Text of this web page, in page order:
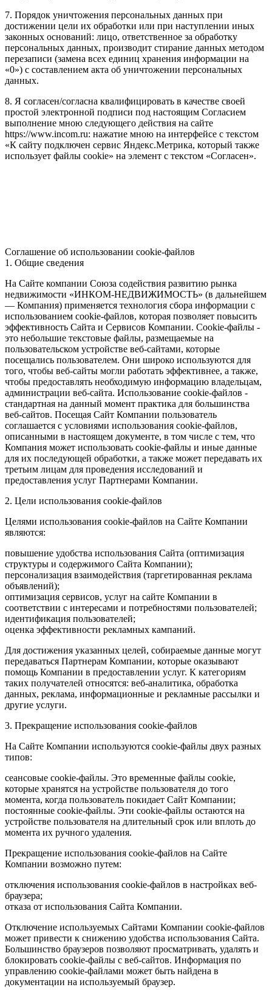
7. Порядок уничтожения персональных данных при
достижении цели их обработки или при наступлении иных
законных оснований: лицо, ответственное за обработку
персональных данных, производит стирание данных методом
перезаписи (замена всех единиц хранения информации на
«0») с составлением акта об уничтожении персональных
данных.
8. Я согласен/согласна квалифицировать в качестве своей
простой электронной подписи под настоящим Согласием
выполнение мною следующего действия на сайте
https://www.incom.ru: нажатие мною на интерфейсе с текстом
«К сайту подключен сервис Яндекс.Метрика, который также
использует файлы cookie» на элемент с текстом «Согласен».
Соглашение об использовании cookie-файлов
1. Общие сведения
На Сайте компании Союза содействия развитию рынка
недвижимости «ИНКОМ-НЕДВИЖИМОСТЬ» (в дальнейшем
— Компания) применяется технология сбора информации с
использованием cookie-файлов, которая позволяет повысить
эффективность Сайта и Сервисов Компании. Сookie-файлы -
это небольшие текстовые файлы, размещаемые на
пользовательском устройстве веб-сайтами, которые
посещались пользователем. Они широко используются для
того, чтобы веб-сайты могли работать эффективнее, а также,
чтобы предоставлять необходимую информацию владельцам,
администрации веб-сайта. Использование cookie-файлов -
стандартная на данный момент практика для большинства
веб-сайтов. Посещая Сайт Компании пользователь
соглашается с условиями использования cookie-файлов,
описанными в настоящем документе, в том числе с тем, что
Компания может использовать cookie-файлы и иные данные
для их последующей обработки, а также может передавать их
третьим лицам для проведения исследований и
предоставления услуг Партнерами Компании.
2. Цели использования cookie-файлов
Целями использования cookie-файлов на Сайте Компании
являются:
повышение удобства использования Сайта (оптимизация
структуры и содержимого Сайта Компании);
персонализация взаимодействия (таргетированная реклама
объявлений);
оптимизация сервисов, услуг на сайте Компании в
соответствии с интересами и потребностями пользователей;
идентификация пользователей;
оценка эффективности рекламных кампаний.
Для достижения указанных целей, собираемые данные могут
передаваться Партнерам Компании, которые оказывают
помощь Компании в предоставлении услуг. К категориям
таких получателей относятся: веб-аналитика, обработка
данных, реклама, информационные и рекламные рассылки и
другие услуги.
3. Прекращение использования cookie-файлов
На Сайте Компании используются cookie-файлы двух разных
типов:
сеансовые cookie-файлы. Это временные файлы cookie,
которые хранятся на устройстве пользователя до того
момента, когда пользователь покидает Сайт Компании;
постоянные cookie-файлы. Эти cookie-файлы остаются на
устройстве пользователя на длительный срок или вплоть до
момента их ручного удаления.
Прекращение использования cookie-файлов на Сайте
Компании возможно путем:
отключения использования cookie-файлов в настройках веб-
браузера;
отказа от использования Сайта Компании.
Отключение используемых Сайтами Компании cookie-файлов
может привести к снижению удобства использования Сайта.
Большинство браузеров позволяют просматривать, удалять и
блокировать cookie-файлы c веб-сайтов. Информация по
управлению cookie-файлами может быть найдена в
документации на используемый браузер.